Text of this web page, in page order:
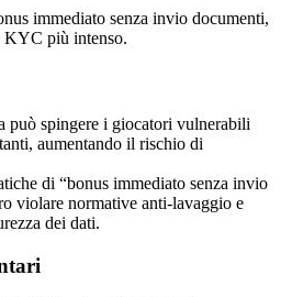
immediato senza invio documenti,
KYC più intenso.
può spingere i giocatori vulnerabili
aumentando il rischio di
di “bonus immediato senza invio
violare normative anti‑lavaggio e
dei dati.